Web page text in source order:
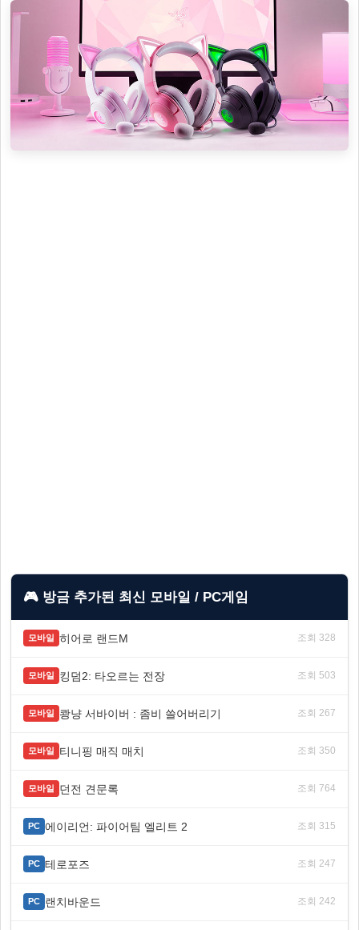
🎮 방금 추가된 최신 모바일 / PC게임
모바일 히어로 랜드M 조회 328
모바일 킹덤2: 타오르는 전장 조회 503
모바일 쾅냥 서바이버 : 좀비 쓸어버리기 조회 267
모바일 티니핑 매직 매치 조회 350
모바일 던전 견문록 조회 764
PC 에이리언: 파이어팀 엘리트 2 조회 315
PC 테로포즈 조회 247
PC 랜치바운드 조회 242